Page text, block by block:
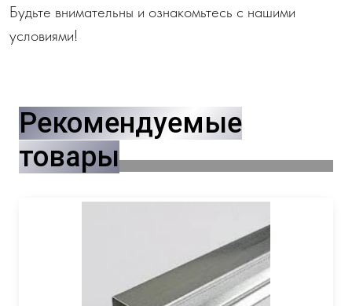
Будьте внимательны и ознакомьтесь с нашими
условиями!
Рекомендуемые
товары